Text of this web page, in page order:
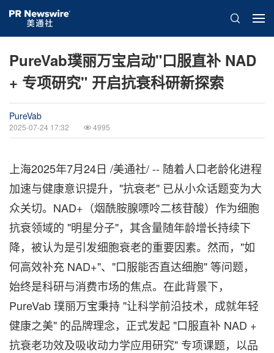
PureVab璞丽万宝启动"口服直补 NAD
+ 专项研究" 开启抗衰科研新探索
PureVab
2025-07-24 17:32 4995
上海2025年7月24日 /美通社/ -- 随着人口老龄化进程
加速与健康意识提升，"抗衰老" 已从小众话题变为大
众关切。NAD+（烟酰胺腺嘌呤二核苷酸）作为细胞
抗衰领域的 "明星分子"，其含量随年龄增长持续下
降，被认为是引发细胞衰老的重要因素。然而，"如
何高效补充 NAD+"、"口服能否直达细胞" 等问题，
始终是科研与消费市场的焦点。在此背景下，
PureVab 璞丽万宝秉持 "让科学前沿技术，成就年轻
健康之美" 的品牌理念，正式发起 "口服直补 NAD +
抗衰老功效及吸收动力学应用研究" 专项课题，以品